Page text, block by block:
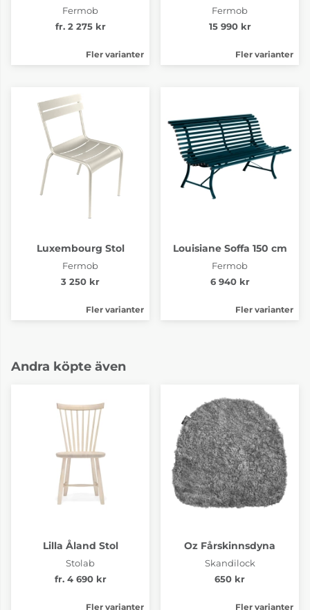
Fermob
fr. 2 275 kr
Fler varianter
Fermob
15 990 kr
Fler varianter
Luxembourg Stol
Fermob
3 250 kr
Fler varianter
Louisiane Soffa 150 cm
Fermob
6 940 kr
Fler varianter
Andra köpte även
Lilla Åland Stol
Stolab
fr. 4 690 kr
Fler varianter
Oz Fårskinnsdyna
Skandilock
650 kr
Fler varianter